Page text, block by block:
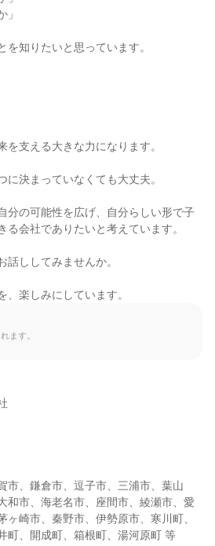
」
を知りたいと思っています。
を支える大きな力になります。
に決まっていなくても大丈夫。
分の可能性を広げ、自分らしい形で子
る会社でありたいと考えています。
話ししてみませんか。
、楽しみにしています。
ます。
市、鎌倉市、逗子市、三浦市、葉山
和市、海老名市、座間市、綾瀬市、愛
ヶ崎市、秦野市、伊勢原市、寒川町、
町、開成町、箱根町、湯河原町 等